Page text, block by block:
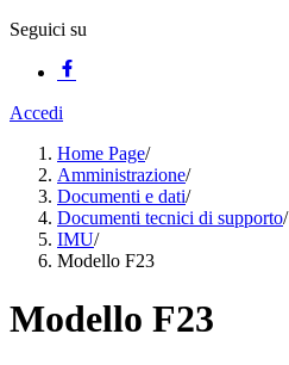
Seguici su
Accedi
Home Page/
Amministrazione/
Documenti e dati/
Documenti tecnici di supporto/
IMU/
Modello F23
Modello F23